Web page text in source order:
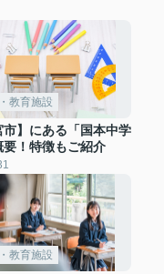
教育施設
市】にある「国本中学
要！特徴もご紹介
教育施設